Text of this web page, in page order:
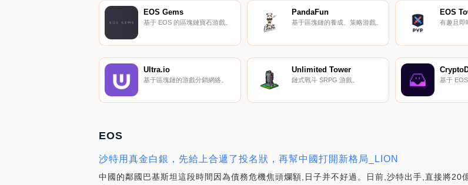
EOS Gems
基于 EOS 的區塊鏈寶石游戲。
PandaFun
基于區塊鏈的養成、策略游戲。
EOS
有趣且即
Ultra.io
基于區塊鏈的游戲分銷網絡。
Unlimited Tower
鏈式戰斗 SRPG 游戲。 基于
EOS
沙特用真金白銀，先給上合遞了投名狀，再幫中國打開新格局_LION
中國的鄰國巴基斯坦這段時間因為債務危機焦頭爛額,日子并不好過。日前,沙特出手,直接將